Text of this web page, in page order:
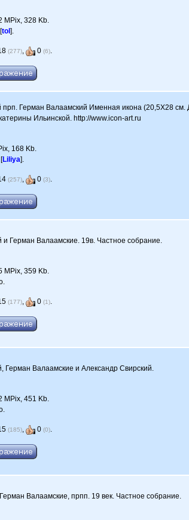
MPix, 328 Kb.
tol].
(277), 0(6).
прп. Герман Валаамский Именная икона (20,5Х28 см.
Ильинской. http://www.icon-art.ru
168 Kb.
Liliya].
(257), 0(3).
и Герман Валаамские. 19в. Частное собрание.
MPix, 359 Kb.
(177), 0(1).
Герман Валаамские и Александр Свирский.
MPix, 451 Kb.
(185), 0(0).
Валаамские, прпп. 19 век. Частное собрание.